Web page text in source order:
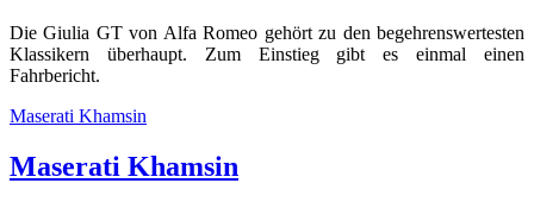
Die Giulia GT von Alfa Romeo gehört zu den begehrenswertesten
Klassikern überhaupt. Zum Einstieg gibt es einmal einen
Fahrbericht.
Maserati Khamsin
Maserati Khamsin